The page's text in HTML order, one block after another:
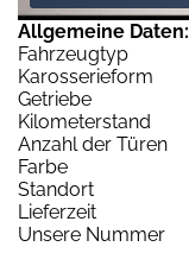
Allgemeine Daten:
Fahrzeugtyp
Karosserieform
Getriebe
Kilometerstand
Anzahl der Türen
Farbe
Standort
Lieferzeit
Unsere Nummer